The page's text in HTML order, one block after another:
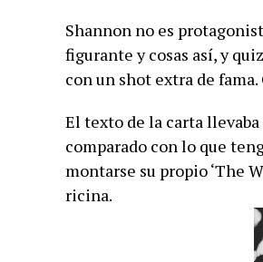
Shannon no es
figurante y cosas así, y
con un shot extra de
El texto de la carta
comparado con lo que
montarse su propio ‘The
ricina.